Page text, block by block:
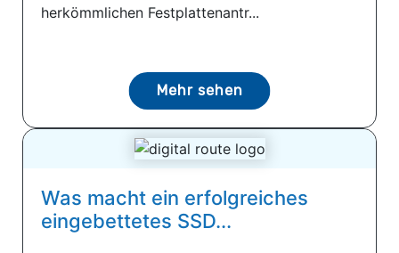
herkömmlichen Festplattenantr...
Mehr sehen
Was macht ein erfolgreiches
eingebettetes SSD...